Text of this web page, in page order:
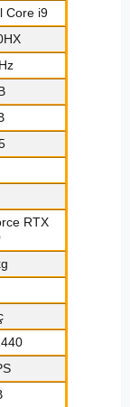
Core i9
RTX